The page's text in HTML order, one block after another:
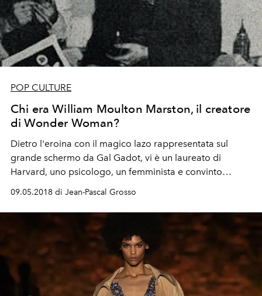
POP CULTURE
Chi era William Moulton Marston, il creatore
di Wonder Woman?
Dietro l'eroina con il magico lazo rappresentata sul
grande schermo da Gal Gadot, vi è un laureato di
Harvard, uno psicologo, un femminista e convinto
bigamo. Il film "My Wonder Women", di Angela
09.05.2018 di Jean-Pascal Grosso